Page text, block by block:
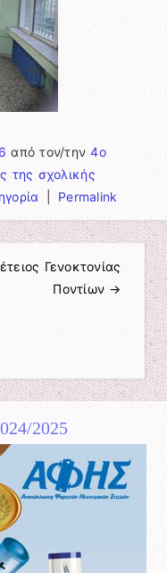
από τον/την4ο
της σχολικής
Permalink
Γενοκτονίας
Ποντίων →
2025